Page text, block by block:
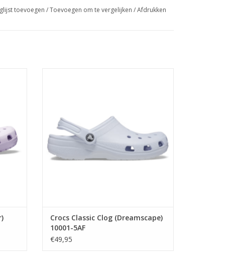
toevoegen /Toevoegen om te vergelijken /Afdrukken
Crocs Classic Clog (Dreamscape)
10001-5AF
€49,95